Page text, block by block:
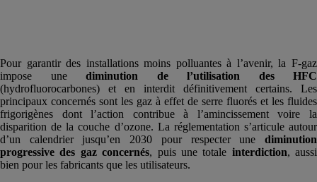
Pour garantir des installations moins polluantes à l’avenir, la F-gaz
impose une diminution de l’utilisation des HFC
(hydrofluorocarbones) et en interdit définitivement certains. Les
principaux concernés sont les gaz à effet de serre fluorés et les fluides
frigorigènes dont l’action contribue à l’amincissement voire la
disparition de la couche d’ozone. La réglementation s’articule autour
d’un calendrier jusqu’en 2030 pour respecter une diminution
progressive des gaz concernés, puis une totale interdiction, aussi
bien pour les fabricants que les utilisateurs.